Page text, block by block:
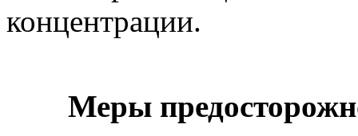
концентрации.
Меры